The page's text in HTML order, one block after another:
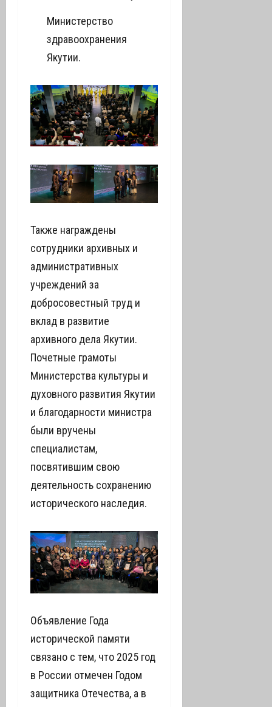
Министерство
здравоохранения
Якутии.
Также награждены
сотрудники архивных и
административных
учреждений за
добросовестный труд и
вклад в развитие
архивного дела Якутии.
Почетные грамоты
Министерства культуры и
духовного развития Якутии
и благодарности министра
были вручены
специалистам,
посвятившим свою
деятельность сохранению
исторического наследия.
Объявление Года
исторической памяти
связано с тем, что 2025 год
в России отмечен Годом
защитника Отечества, а в